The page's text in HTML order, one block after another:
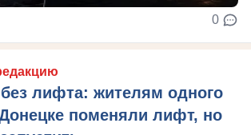
0
лифта: жителям одного
поменяли лифт, но